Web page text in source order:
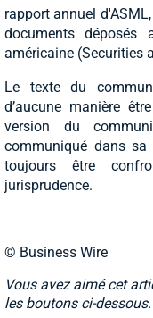
rapport annuel
documents déposés
américaine (Securities
Le texte du
d’aucune manière
version du
communiqué dans sa
toujours être
jurisprudence.
© Business Wire
Vous avez aimé cet
les boutons ci-dessous.